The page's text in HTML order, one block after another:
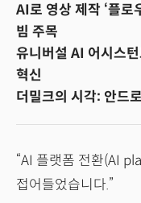
AI로 영상 제작 ‘플로
빔 주목
유니버설 AI 어시스
혁신
더밀크의 시각: 안드
“AI 플랫폼 전환(AI
접어들었습니다.”